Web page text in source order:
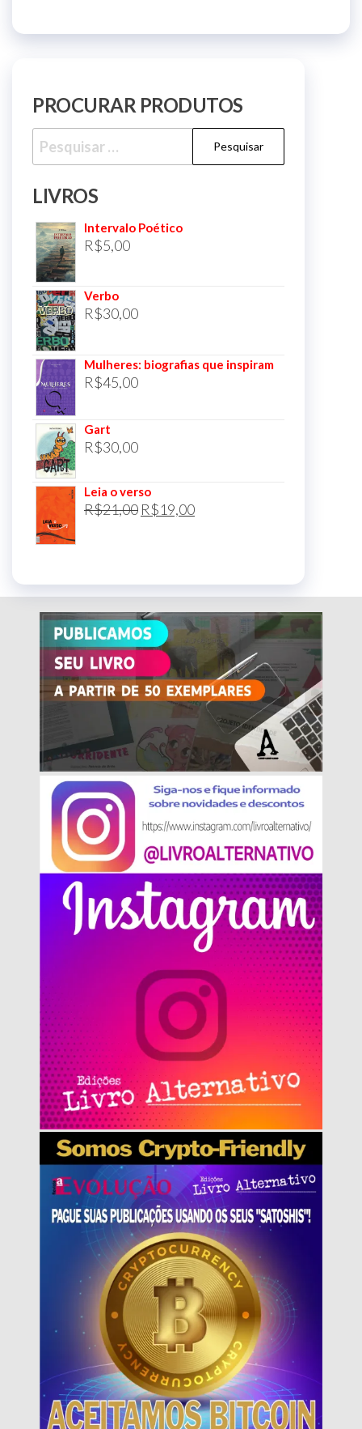
PROCURAR PRODUTOS
Pesquisar
por:
LIVROS
Intervalo Poético
R$5,00
Verbo
R$30,00
Mulheres: biografias que inspiram
R$45,00
Gart
R$30,00
Leia o verso
R$21,00 O
R$19,00O